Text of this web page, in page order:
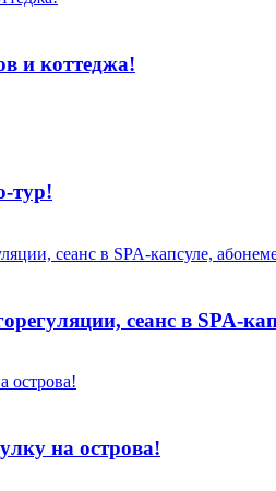
и коттеджа!
тур!
сеанс в SPA-
на острова!